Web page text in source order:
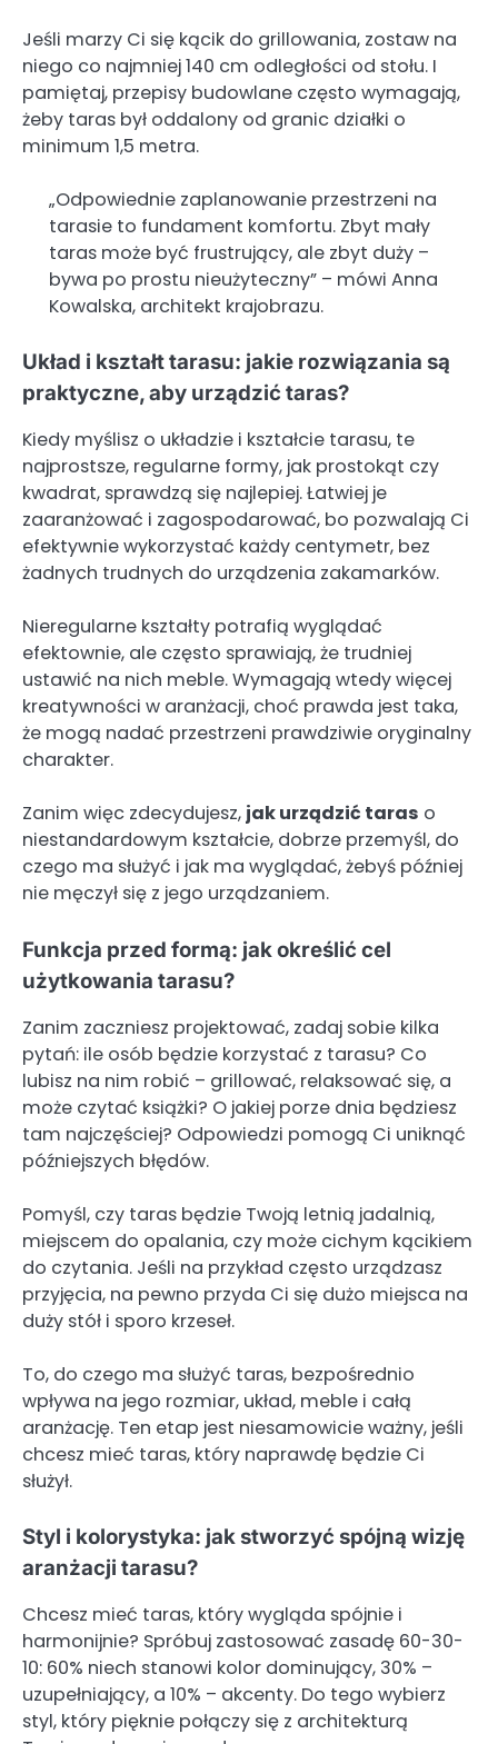
Jeśli marzy Ci się kącik do grillowania, zostaw na
niego co najmniej 140 cm odległości od stołu. I
pamiętaj, przepisy budowlane często wymagają,
żeby taras był oddalony od granic działki o
minimum 1,5 metra.
„Odpowiednie zaplanowanie przestrzeni na
tarasie to fundament komfortu. Zbyt mały
taras może być frustrujący, ale zbyt duży –
bywa po prostu nieużyteczny” – mówi Anna
Kowalska, architekt krajobrazu.
Układ i kształt tarasu: jakie rozwiązania są
praktyczne, aby urządzić taras?
Kiedy myślisz o układzie i kształcie tarasu, te
najprostsze, regularne formy, jak prostokąt czy
kwadrat, sprawdzą się najlepiej. Łatwiej je
zaaranżować i zagospodarować, bo pozwalają Ci
efektywnie wykorzystać każdy centymetr, bez
żadnych trudnych do urządzenia zakamarków.
Nieregularne kształty potrafią wyglądać
efektownie, ale często sprawiają, że trudniej
ustawić na nich meble. Wymagają wtedy więcej
kreatywności w aranżacji, choć prawda jest taka,
że mogą nadać przestrzeni prawdziwie oryginalny
charakter.
Zanim więc zdecydujesz, jak urządzić taras o
niestandardowym kształcie, dobrze przemyśl, do
czego ma służyć i jak ma wyglądać, żebyś później
nie męczył się z jego urządzaniem.
Funkcja przed formą: jak określić cel
użytkowania tarasu?
Zanim zaczniesz projektować, zadaj sobie kilka
pytań: ile osób będzie korzystać z tarasu? Co
lubisz na nim robić – grillować, relaksować się, a
może czytać książki? O jakiej porze dnia będziesz
tam najczęściej? Odpowiedzi pomogą Ci uniknąć
późniejszych błędów.
Pomyśl, czy taras będzie Twoją letnią jadalnią,
miejscem do opalania, czy może cichym kącikiem
do czytania. Jeśli na przykład często urządzasz
przyjęcia, na pewno przyda Ci się dużo miejsca na
duży stół i sporo krzeseł.
To, do czego ma służyć taras, bezpośrednio
wpływa na jego rozmiar, układ, meble i całą
aranżację. Ten etap jest niesamowicie ważny, jeśli
chcesz mieć taras, który naprawdę będzie Ci
służył.
Styl i kolorystyka: jak stworzyć spójną wizję
aranżacji tarasu?
Chcesz mieć taras, który wygląda spójnie i
harmonijnie? Spróbuj zastosować zasadę 60-30-
10: 60% niech stanowi kolor dominujący, 30% –
uzupełniający, a 10% – akcenty. Do tego wybierz
styl, który pięknie połączy się z architekturą